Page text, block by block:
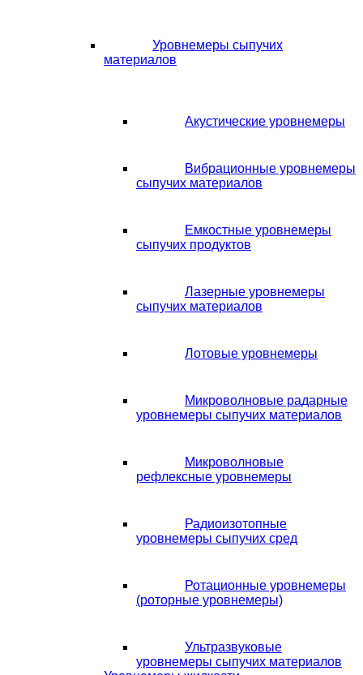
Уровнемеры сыпучих
материалов
Акустические уровнемеры
Вибрационные уровнемеры
сыпучих материалов
Емкостные уровнемеры
сыпучих продуктов
Лазерные уровнемеры
сыпучих материалов
Лотовые уровнемеры
Микроволновые радарные
уровнемеры сыпучих материалов
Микроволновые
рефлексные уровнемеры
Радиоизотопные
уровнемеры сыпучих сред
Ротационные уровнемеры
(роторные уровнемеры)
Ультразвуковые
уровнемеры сыпучих материалов